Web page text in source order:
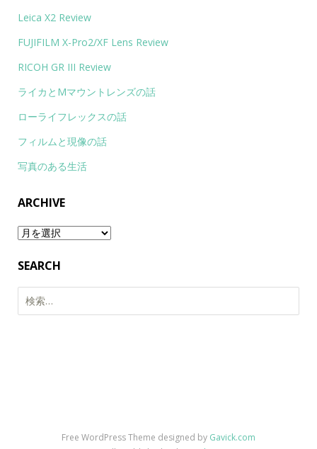
Leica X2 Review
FUJIFILM X-Pro2/XF Lens Review
RICOH GR III Review
ライカとMマウントレンズの話
ローライフレックスの話
フィルムと現像の話
写真のある生活
ARCHIVE
Archive
SEARCH
索:
Free WordPress Theme designed by Gavick.com